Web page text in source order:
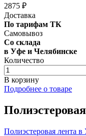
2875 ₽
Доставка
По тарифам ТК
Самовывоз
Со склада
в Уфе и Челябинске
Количество
В корзину
Подробнее о товаре
Полиэстеровая лента в